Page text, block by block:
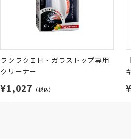
ラクラクＩＨ・ガラストップ専用
クリーナー
¥1,027 （税込）